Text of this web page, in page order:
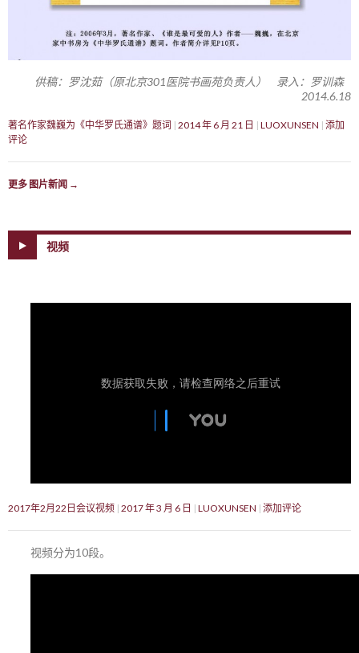
供稿：罗沈茹（原北京301医院书画苑负责人） 录入：罗训森
2014.6.18
著名作家魏巍为《中华罗氏通谱》题词 2014 年 6 月 21 日 LUOXUNSEN 添加
评论
更多 图片新闻 →
视频
2017年2月22日会议视频 2017 年 3 月 6 日 LUOXUNSEN 添加评论
视频分为10段。